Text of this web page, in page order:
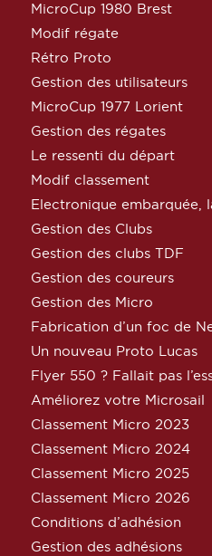
MicroCup 1980 Brest
Modif régate
Rétro Proto
Gestion des utilisateurs
MicroCup 1977 Lorient
Gestion des régates
Le ressenti du départ
Modif classement
Electronique embarquée,
Gestion des Clubs
Gestion des clubs TDF
Gestion des coureurs
Gestion des Micro
Fabrication d’un foc de
Un nouveau Proto Lucas
Flyer 550 ? Fallait pas
Améliorez votre Microsail
Classement Micro 2023
Classement Micro 2024
Classement Micro 2025
Classement Micro 2026
Conditions d’adhésion
Gestion des adhésions